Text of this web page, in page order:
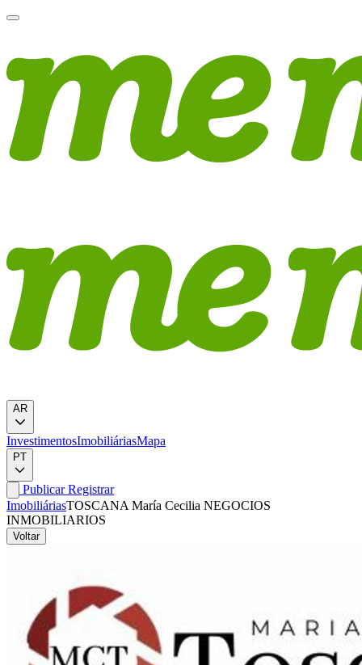
AR
InvestimentosImobiliáriasMapa
PT
PublicarRegistrar
ImobiliáriasTOSCANA María Cecilia NEGOCIOS
INMOBILIARIOS
Voltar